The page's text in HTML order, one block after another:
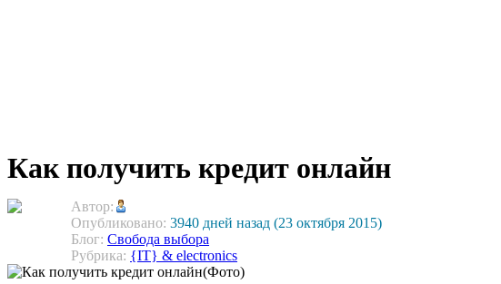
Как получить кредит онлайн
Автор:
Опубликовано: 3940 дней назад (23 октября 2015)
Блог: Свобода выбора
Рубрика: {IT} & electronics